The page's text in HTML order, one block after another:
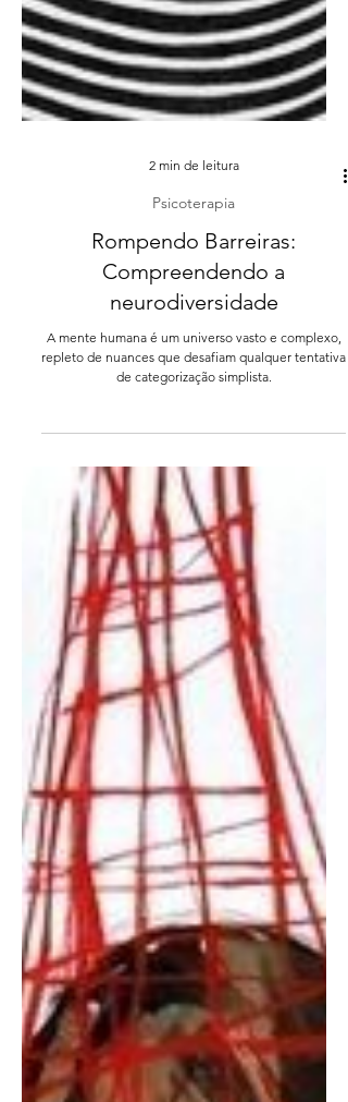
2 min de leitura
Psicoterapia
Rompendo Barreiras:
Compreendendo a
neurodiversidade
A mente humana é um universo vasto e complexo,